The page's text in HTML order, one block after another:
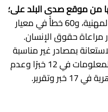
من موقع صدى البلد على؛
44 خطأً في معيار الاحترافية والمهنية، و60 خطأً في معيار
بمصادر غير مناسبة
في 4 أخبار، وعدم ذكر مصادر المعلومات في 12 خبرًا وعدم
وتقرير.